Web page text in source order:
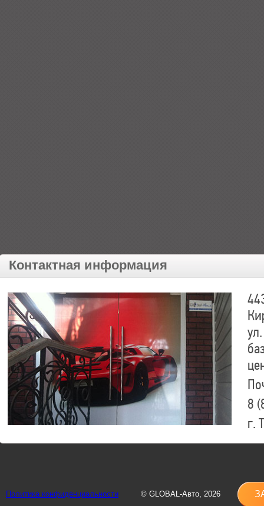
Контактная информация
8
г.
8
Политика конфиденциальности © GLOBAL-Авто, 2026